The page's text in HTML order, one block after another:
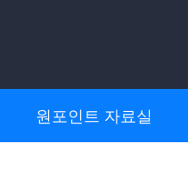
원포인트 자료실